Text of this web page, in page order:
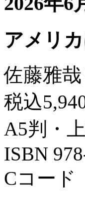
アメリ
佐藤雅
税込
A5判・
ISBN
Cコー